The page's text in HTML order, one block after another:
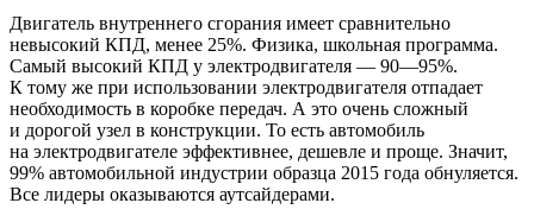
Двигатель внутреннего сгорания имеет сравнительно
невысокий КПД, менее 25%. Физика, школьная программа.
Самый высокий КПД у электродвигателя — 90—95%.
К тому же при использовании электродвигателя отпадает
необходимость в коробке передач. А это очень сложный
и дорогой узел в конструкции. То есть автомобиль
на электродвигателе эффективнее, дешевле и проще. Значит,
99% автомобильной индустрии образца 2015 года обнуляется.
Все лидеры оказываются аутсайдерами.